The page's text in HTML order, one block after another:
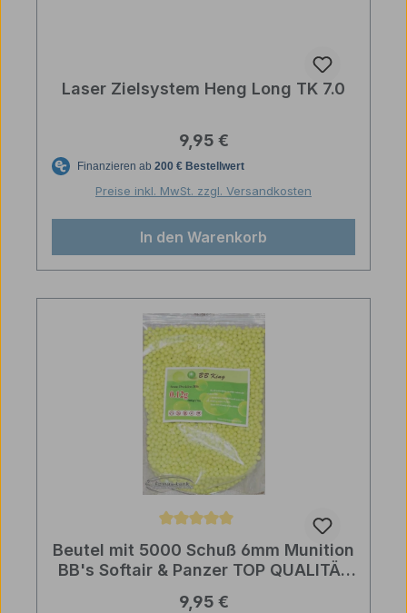
Laser Zielsystem Heng Long TK 7.0
Regulärer Preis:
9,95 €
Preise inkl. MwSt. zzgl. Versandkosten
In den Warenkorb
Durchschnittliche Bewertung von 5 von 5 Sternen
Beutel mit 5000 Schuß 6mm Munition
BB's Softair & Panzer TOP QUALITÄT
Regulärer Preis:
9,95 €